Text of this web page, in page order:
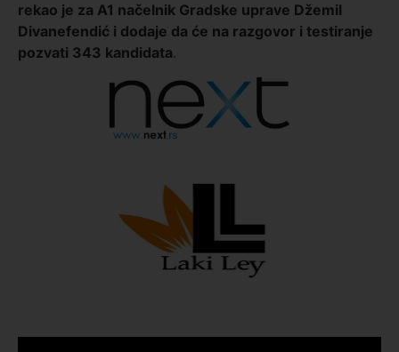
rekao je za A1 načelnik Gradske uprave Džemil
Divanefendić i dodaje da će na razgovor i testiranje
pozvati 343 kandidata.